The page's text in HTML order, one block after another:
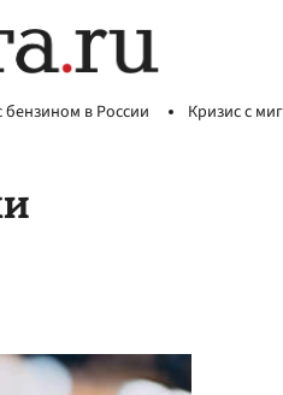
в России Кризис с